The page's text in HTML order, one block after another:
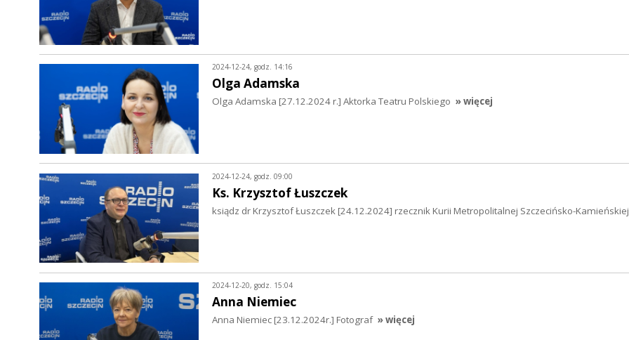
2024-12-24, godz. 14:16
Olga Adamska
Olga Adamska [27.12.2024 r.] Aktorka Teatru Polskiego » więcej
2024-12-24, godz. 09:00
Ks. Krzysztof Łuszczek
ksiądz dr Krzysztof Łuszczek [24.12.2024] rzecznik Kurii Metropolitalnej Szczecińsko-Kamieńskiej
2024-12-20, godz. 15:04
Anna Niemiec
Anna Niemiec [23.12.2024r.] Fotograf » więcej